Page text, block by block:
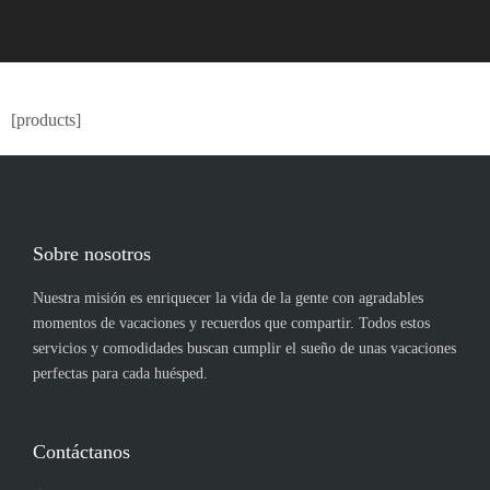
[products]
Sobre nosotros
Nuestra misión es enriquecer la vida de la gente con agradables
momentos de vacaciones y recuerdos que compartir. Todos estos
servicios y comodidades buscan cumplir el sueño de unas vacaciones
perfectas para cada huésped.
Contáctanos